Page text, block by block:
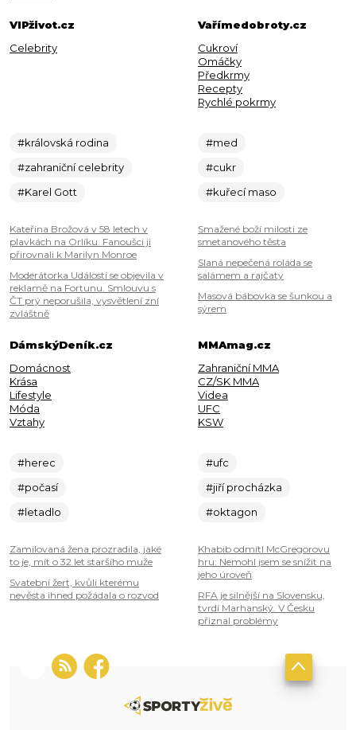
VIPživot.cz
Celebrity
#královská rodina
#zahraniční celebrity
#Karel Gott
Kateřina Brožová v 58 letech v
plavkách na Orlíku. Fanoušci ji
přirovnali k Marilyn Monroe
Moderátorka Událostí se objevila v
reklamě na Fortunu. Smlouvu s
ČT prý neporušila, vysvětlení zní
zvláštně
Vařímedobroty.cz
Cukroví
Omáčky
Předkrmy
Recepty
Rychlé pokrmy
#med
#cukr
#kuřecí maso
Smažené boží milosti ze
smetanového těsta
Slaná nepečená roláda se
salámem a rajčaty
Masová bábovka se šunkou a
sýrem
DámskýDeník.cz
Domácnost
Krása
Lifestyle
Móda
Vztahy
#herec
#počasí
#letadlo
Zamilovaná žena prozradila, jaké
to je, mít o 32 let staršího muže
Svatební žert, kvůli kterému
nevěsta ihned požádala o rozvod
MMAmag.cz
Zahraniční MMA
CZ/SK MMA
Videa
UFC
KSW
#ufc
#jiří procházka
#oktagon
Khabib odmítl McGregorovu
hru: Nemohl jsem se snížit na
jeho úroveň
RFA je silnější na Slovensku,
tvrdí Marhanský. V Česku
přiznal problémy